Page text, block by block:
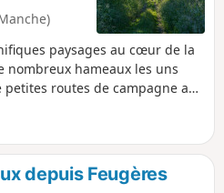
paysages au cœur de la
nombreux hameaux les uns
routes de campagne au
depuis Feugères